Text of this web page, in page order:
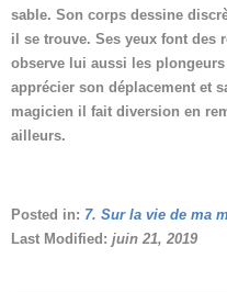
sable. Son corps dessine
il se trouve. Ses yeux font des
observe lui aussi les
apprécier son déplacement et
magicien il fait diversion en
ailleurs.
Posted in: 7. Sur la vie de ma
Last Modified: juin 21, 2019